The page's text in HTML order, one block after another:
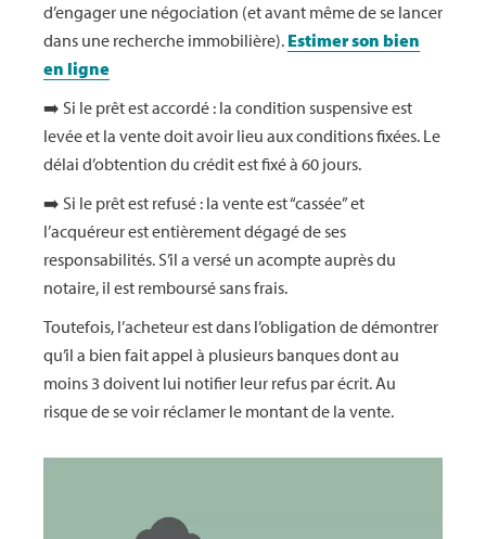
d’engager une négociation (et avant même de se lancer
dans une recherche immobilière). Estimer son bien
en ligne
➡️ Si le prêt est accordé : la condition suspensive est
levée et la vente doit avoir lieu aux conditions fixées. Le
délai d’obtention du crédit est fixé à 60 jours.
➡️ Si le prêt est refusé : la vente est “cassée” et
l’acquéreur est entièrement dégagé de ses
responsabilités. S’il a versé un acompte auprès du
notaire, il est remboursé sans frais.
Toutefois, l’acheteur est dans l’obligation de démontrer
qu’il a bien fait appel à plusieurs banques dont au
moins 3 doivent lui notifier leur refus par écrit. Au
risque de se voir réclamer le montant de la vente.